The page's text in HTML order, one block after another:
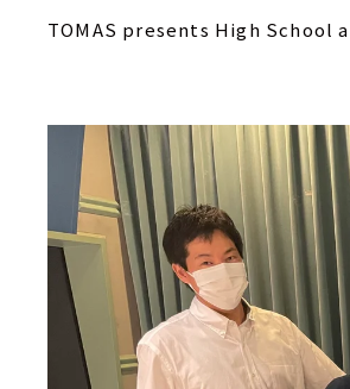
TOMAS presents High School a